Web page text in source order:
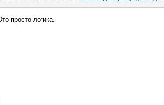
просто логика.